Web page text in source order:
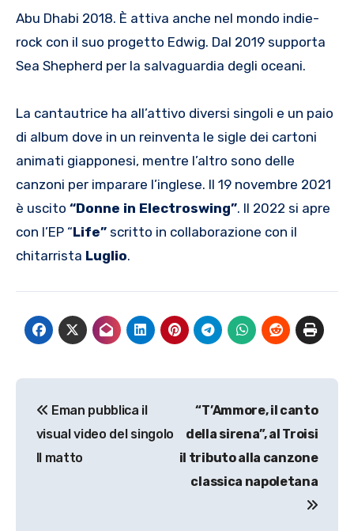
Abu Dhabi 2018. È attiva anche nel mondo indie-
rock con il suo progetto Edwig. Dal 2019 supporta
Sea Shepherd per la salvaguardia degli oceani.
La cantautrice ha all’attivo diversi singoli e un paio
di album dove in un reinventa le sigle dei cartoni
animati giapponesi, mentre l’altro sono delle
canzoni per imparare l’inglese. Il 19 novembre 2021
è uscito “Donne in Electroswing”. Il 2022 si apre
con l’EP “Life” scritto in collaborazione con il
chitarrista Luglio.
articoli
Eman pubblica il
visual video del singolo
Il matto
“T’Ammore, il canto
della sirena”, al Troisi
il tributo alla canzone
classica napoletana